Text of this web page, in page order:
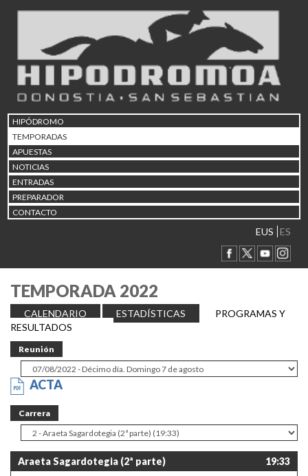
HIPÓDROMO
TEMPORADAS
APUESTAS
NOTICIAS
ENTRADAS
PREPARADOR
CONTACTO
EUS ES
TEMPORADA 2022
CALENDARIO ESTADÍSTICAS
PROGRAMAS Y
RESULTADOS
Reunión
ACTA
Carrera
Araeta Sagardotegia (2ª parte) 19:33